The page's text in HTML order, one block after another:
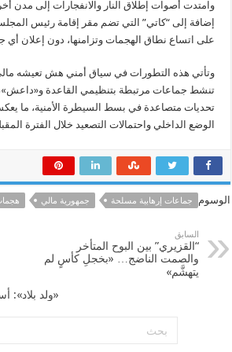
وامتدت أصوات إطلاق النار والانفجارات إلى مدن
إضافة إلى “كاتي” التي تضم مقر إقامة رئيس
على اتساع نطاق الهجمات وتزامنها، دون إعلان أي
وتأتي هذه التطورات في سياق أمني هش تعيشه
تنشط جماعات مرتبطة بتنظيمي القاعدة
تحديات متصاعدة في بسط السيطرة الأمنية، ما
الوضع الداخلي واحتمالات التصعيد خلال الفترة
الوسوم جماعات إرهابية مسلحة جمهورية مالي
السابق
“القزيري” بين البوح المتأخر
والصمت الناضج… «بخجلِ كأسٍ لم
يتهشَّم»
«ولد بلاد»: